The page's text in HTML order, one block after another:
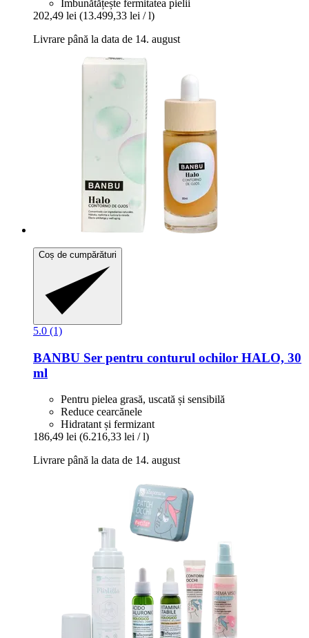
Îmbunătățește fermitatea pielii
202,49 lei (13.499,33 lei / l)
Livrare până la data de 14. august
Coș de cumpărături
5.0 (1)
BANBU Ser pentru conturul ochilor HALO, 30
ml
Pentru pielea grasă, uscată și sensibilă
Reduce cearcănele
Hidratant și fermizant
186,49 lei (6.216,33 lei / l)
Livrare până la data de 14. august